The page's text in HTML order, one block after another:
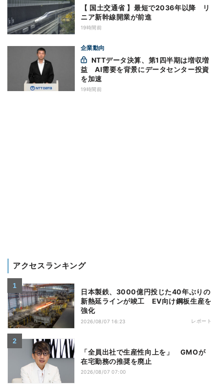
【 国土交通省 】最短で2036年以降 リ
ニア新幹線開業が前進
19時間前
企業動向
益 AI需要を背景にデータセンター投資
を加速
19時間前
アクセスランキング
日本製鉄、3000億円投じた40年ぶりの
新熱延ラインが竣工 EV向け鋼板生産を
強化
2026/08/07 16:23 レポート
「全員出社で生産性向上を」 GMOが
在宅勤務の推奨を廃止
2026/08/07 07:00